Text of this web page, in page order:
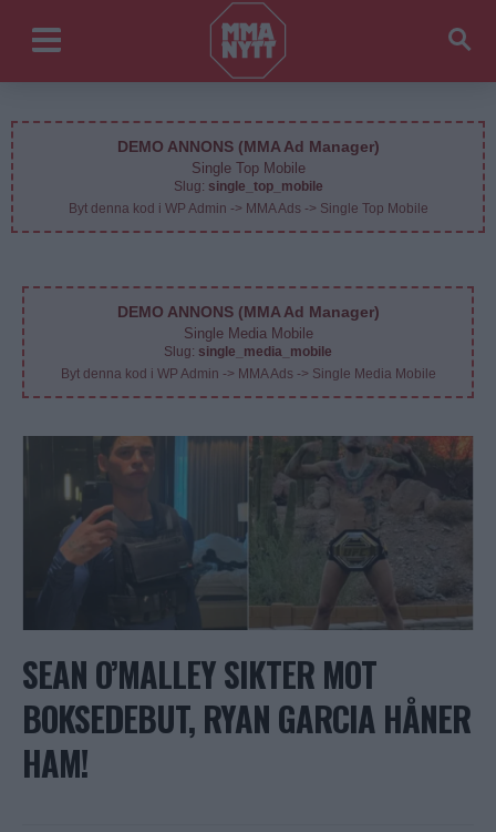
DEMO ANNONS (MMA Ad Manager)
Single Top Mobile
Slug: single_top_mobile
Byt denna kod i WP Admin -> MMA Ads -> Single Top Mobile
DEMO ANNONS (MMA Ad Manager)
Single Media Mobile
Slug: single_media_mobile
Byt denna kod i WP Admin -> MMA Ads -> Single Media Mobile
SEAN O’MALLEY SIKTER MOT
BOKSEDEBUT, RYAN GARCIA HÅNER
HAM!